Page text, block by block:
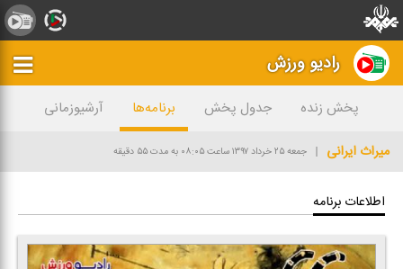
رادیو ورزش
پخش زنده جدول پخش برنامه‌ها
آرشیوزمانی
میراث ایرانی
جمعه ۲۵ خرداد ۱۳۹۷ ساعت ۰۸:۰۵ به مدت ۵۵ دقیقه
اطلاعات برنامه